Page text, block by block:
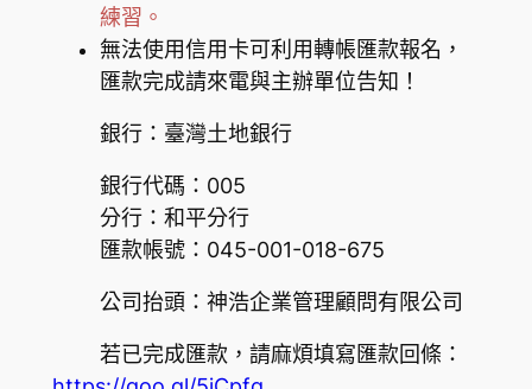
練習。
無法使用信用卡可利用轉帳匯款報名，
匯款完成請來電與主辦單位告知！
銀行：臺灣土地銀行
銀行代碼：005
分行：和平分行
匯款帳號：045-001-018-675
公司抬頭：神浩企業管理顧問有限公司
若已完成匯款，請麻煩填寫匯款回條：